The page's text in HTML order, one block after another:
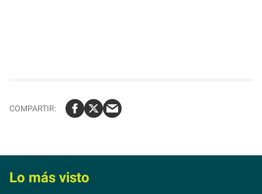
Lo más visto